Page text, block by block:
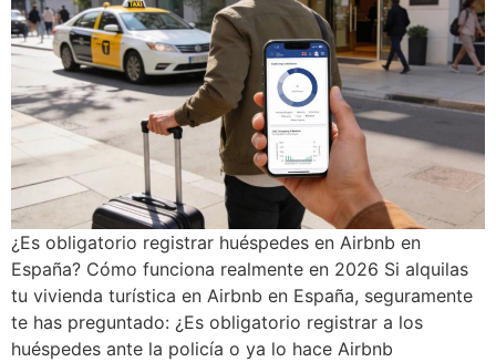
¿Es obligatorio registrar huéspedes en Airbnb en
España? Cómo funciona realmente en 2026 Si alquilas
tu vivienda turística en Airbnb en España, seguramente
te has preguntado: ¿Es obligatorio registrar a los
huéspedes ante la policía o ya lo hace Airbnb